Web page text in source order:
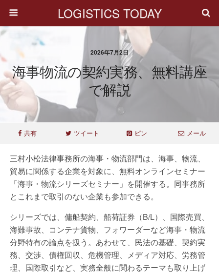
LOGISTICS TODAY
2026年7月2日
海事物流の契約実務、無料講座
で解説
共有 ツイート ピン メール
三村小松法律事務所の海事・物流部門は、海事、物流、
貿易に関係する企業を対象に、無料オンラインセミナー
「海事・物流シリーズセミナー」を開催する。同事務所
とこれまで取引のない企業も参加できる。
シリーズでは、傭船契約、船荷証券（B/L）、国際売買、
海難事故、コンテナ貨物、フォワーダーなど海事・物流
分野特有の論点を扱う。あわせて、民法の基礎、契約実
務、交渉、債権回収、危機管理、メディア対応、労務管
理、国際取引など、実務全般に関わるテーマも取り上げ